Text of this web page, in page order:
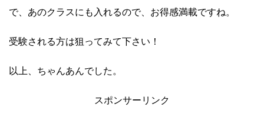
で、あのクラスにも入れるので、お得感満載ですね。
受験される方は狙ってみて下さい！
以上、ちゃんあんでした。
スポンサーリンク